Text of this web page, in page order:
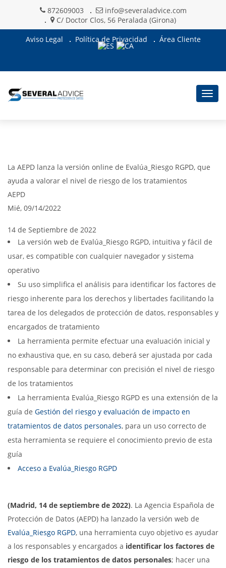
872609003
info@severaladvice.com
C/ Doctor Clos, 56 Peralada (Girona)
Aviso Legal
Política de Privacidad Área Cliente
La AEPD lanza la versión online de Evalúa_Riesgo RGPD, que
ayuda a valorar el nivel de riesgo de los tratamientos
AEPD
Mié, 09/14/2022
14 de Septiembre de 2022
La versión web de Evalúa_Riesgo RGPD, intuitiva y fácil de
usar, es compatible con cualquier navegador y sistema
operativo
Su uso simplifica el análisis para identificar los factores de
riesgo inherente para los derechos y libertades facilitando la
tarea de los delegados de protección de datos, responsables y
encargados de tratamiento
La herramienta permite efectuar una evaluación inicial y
no exhaustiva que, en su caso, deberá ser ajustada por cada
responsable para determinar con precisión el nivel de riesgo
de los tratamientos
La herramienta Evalúa_Riesgo RGPD es una extensión de la
guía de Gestión del riesgo y evaluación de impacto en
tratamientos de datos personales, para un uso correcto de
esta herramienta se requiere el conocimiento previo de esta
guía
Acceso a Evalúa_Riesgo RGPD
(Madrid, 14 de septiembre de 2022). La Agencia Española de
Protección de Datos (AEPD) ha lanzado la versión web de
Evalúa_Riesgo RGPD, una herramienta cuyo objetivo es ayudar
a los responsables y encargados a identificar los factores de
riesgo de los tratamientos de datos personales; hacer una